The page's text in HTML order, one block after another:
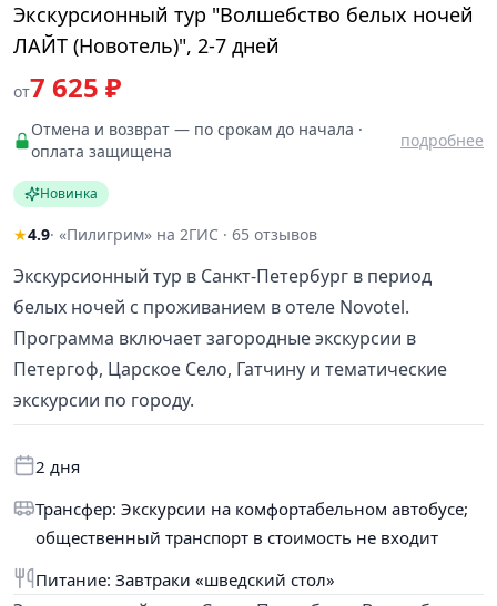
Экскурсионный тур "Волшебство белых ночей
ЛАЙТ (Новотель)", 2-7 дней
от7 625 ₽
Отмена и возврат — по срокам до начала ·
оплата защищена
подробнее
Новинка
★4.9· «Пилигрим» на 2ГИС · 65 отзывов
Экскурсионный тур в Санкт-Петербург в период
белых ночей с проживанием в отеле Novotel.
Программа включает загородные экскурсии в
Петергоф, Царское Село, Гатчину и тематические
экскурсии по городу.
2 дня
Трансфер: Экскурсии на комфортабельном автобусе;
общественный транспорт в стоимость не входит
Питание: Завтраки «шведский стол»